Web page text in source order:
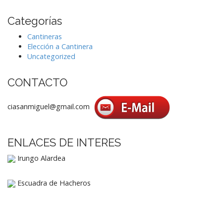
Categorías
Cantineras
Elección a Cantinera
Uncategorized
CONTACTO
ciasanmiguel@gmail.com
ENLACES DE INTERES
Irungo Alardea
Escuadra de Hacheros